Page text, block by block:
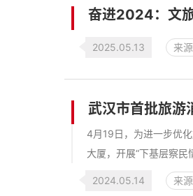
奋进2024：文
2025.05.13 来
武汉市首批旅游
4月19日，为进一步优
大厦，开展“下基层察
2024.05.14 来